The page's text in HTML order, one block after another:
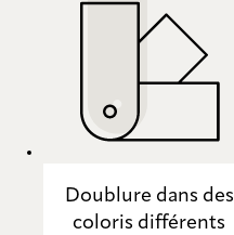
Doublure dans des
coloris différents